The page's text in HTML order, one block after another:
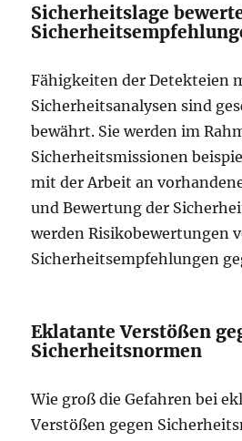
Sicherheitslage
Fähigkeiten der Detekteien
Sicherheitsanalysen sind
bewährt. Sie werden im
Sicherheitsmissionen
mit der Arbeit an
und Bewertung der
werden Risikobewertungen
Sicherheitsempfehlungen
Eklatante Verstößen
Sicherheitsnormen
Wie groß die Gefahren bei
Verstößen gegen